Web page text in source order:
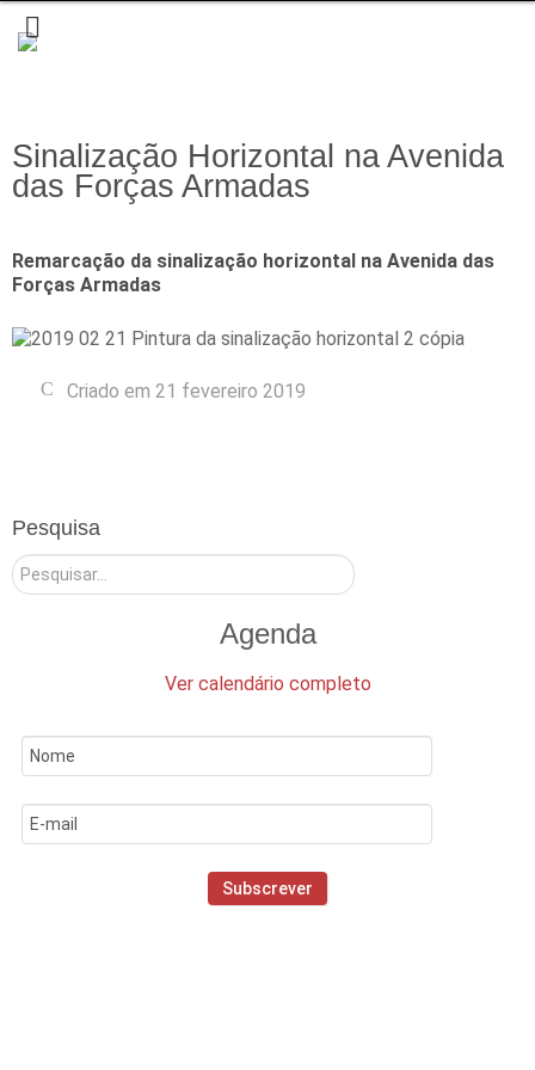
Pesquisa
Pesquisar
Agenda
Ver calendário completo
Sinalização Horizontal na Avenida
das Forças Armadas
Remarcação da sinalização horizontal na Avenida das
Forças Armadas
Criado em 21 fevereiro 2019